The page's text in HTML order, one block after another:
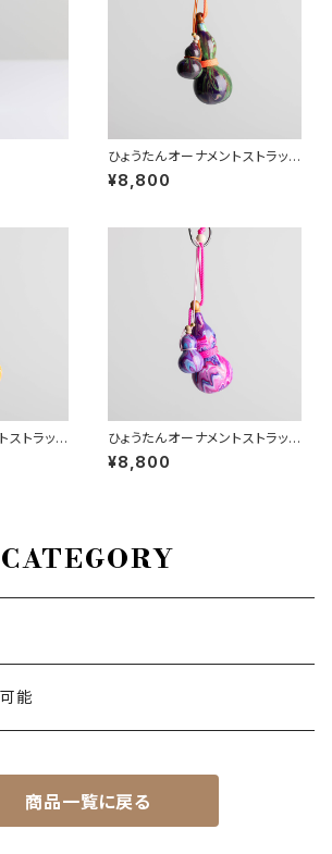
ひょうたんオーナメントストラップ
セット
¥8,800
ストラップ
ひょうたんオーナメントストラップ
セット
¥8,800
CATEGORY
能
商品一覧に戻る